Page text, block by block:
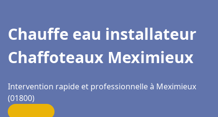
Chauffe eau installateur
Chaffoteaux Meximieux
Intervention rapide et professionnelle à Meximieux
(01800)